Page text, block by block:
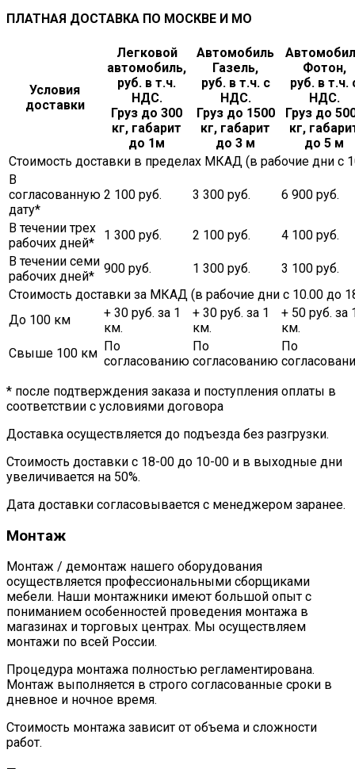
ПЛАТНАЯ ДОСТАВКА ПО МОСКВЕ И МО
Условия
доставки
Легковой
автомобиль,
руб. в т.ч.
НДС.
Груз до 300
кг, габарит
до 1м
Автомобиль
Газель,
руб. в т.ч. с
НДС.
Груз до 1500
кг, габарит
до 3 м
Фотон,
руб. в т.ч.
НДС.
Груз до
кг,
до 5 м
Стоимость доставки в пределах МКАД (в рабочие дни с
В
согласованную
дату*
2 100 руб. 3 300 руб. 6 900 руб.
В течении трех
рабочих дней*
1 300 руб. 2 100 руб.
4 100 руб.
В течении семи
рабочих дней*
900 руб. 1 300 руб.
3 100 руб.
Стоимость доставки за МКАД (в рабочие дни с 10.00 до
До 100 км
+ 30 руб. за 1
км.
+ 30 руб. за 1
км.
+ 50 руб. за
км.
Свыше 100 км По
согласованию
По
согласованию
По
* после подтверждения заказа и поступления оплаты в
соответствии с условиями договора
Доставка осуществляется до подъезда без разгрузки.
Стоимость доставки с 18-00 до 10-00 и в выходные дни
увеличивается на 50%.
Дата доставки согласовывается с менеджером заранее.
Монтаж
Монтаж / демонтаж нашего оборудования
осуществляется профессиональными сборщиками
мебели. Наши монтажники имеют большой опыт с
пониманием особенностей проведения монтажа в
магазинах и торговых центрах. Мы осуществляем
монтажи по всей России.
Процедура монтажа полностью регламентирована.
Монтаж выполняется в строго согласованные сроки в
дневное и ночное время.
Стоимость монтажа зависит от объема и сложности
работ.